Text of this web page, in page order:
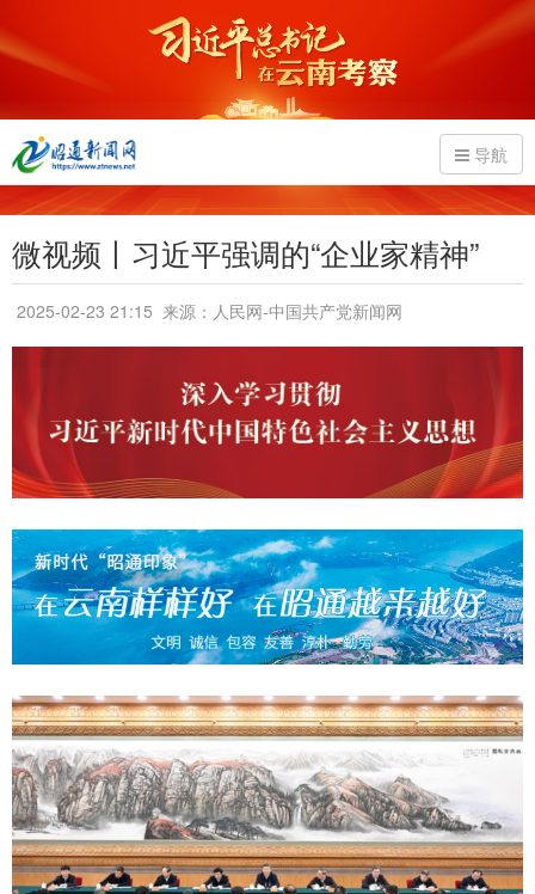
导航
微视频丨习近平强调的“企业家精神”
2025-02-23 21:15 来源：人民网-中国共产党新闻网